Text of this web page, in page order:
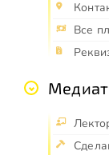
Все